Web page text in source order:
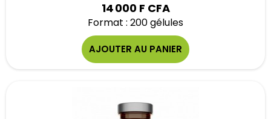
14 000 F CFA
Format : 200 gélules
AJOUTER AU PANIER